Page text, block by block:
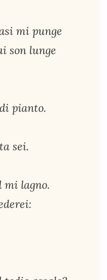
mi punge
son lunge
pianto.
sei.
mi lagno.